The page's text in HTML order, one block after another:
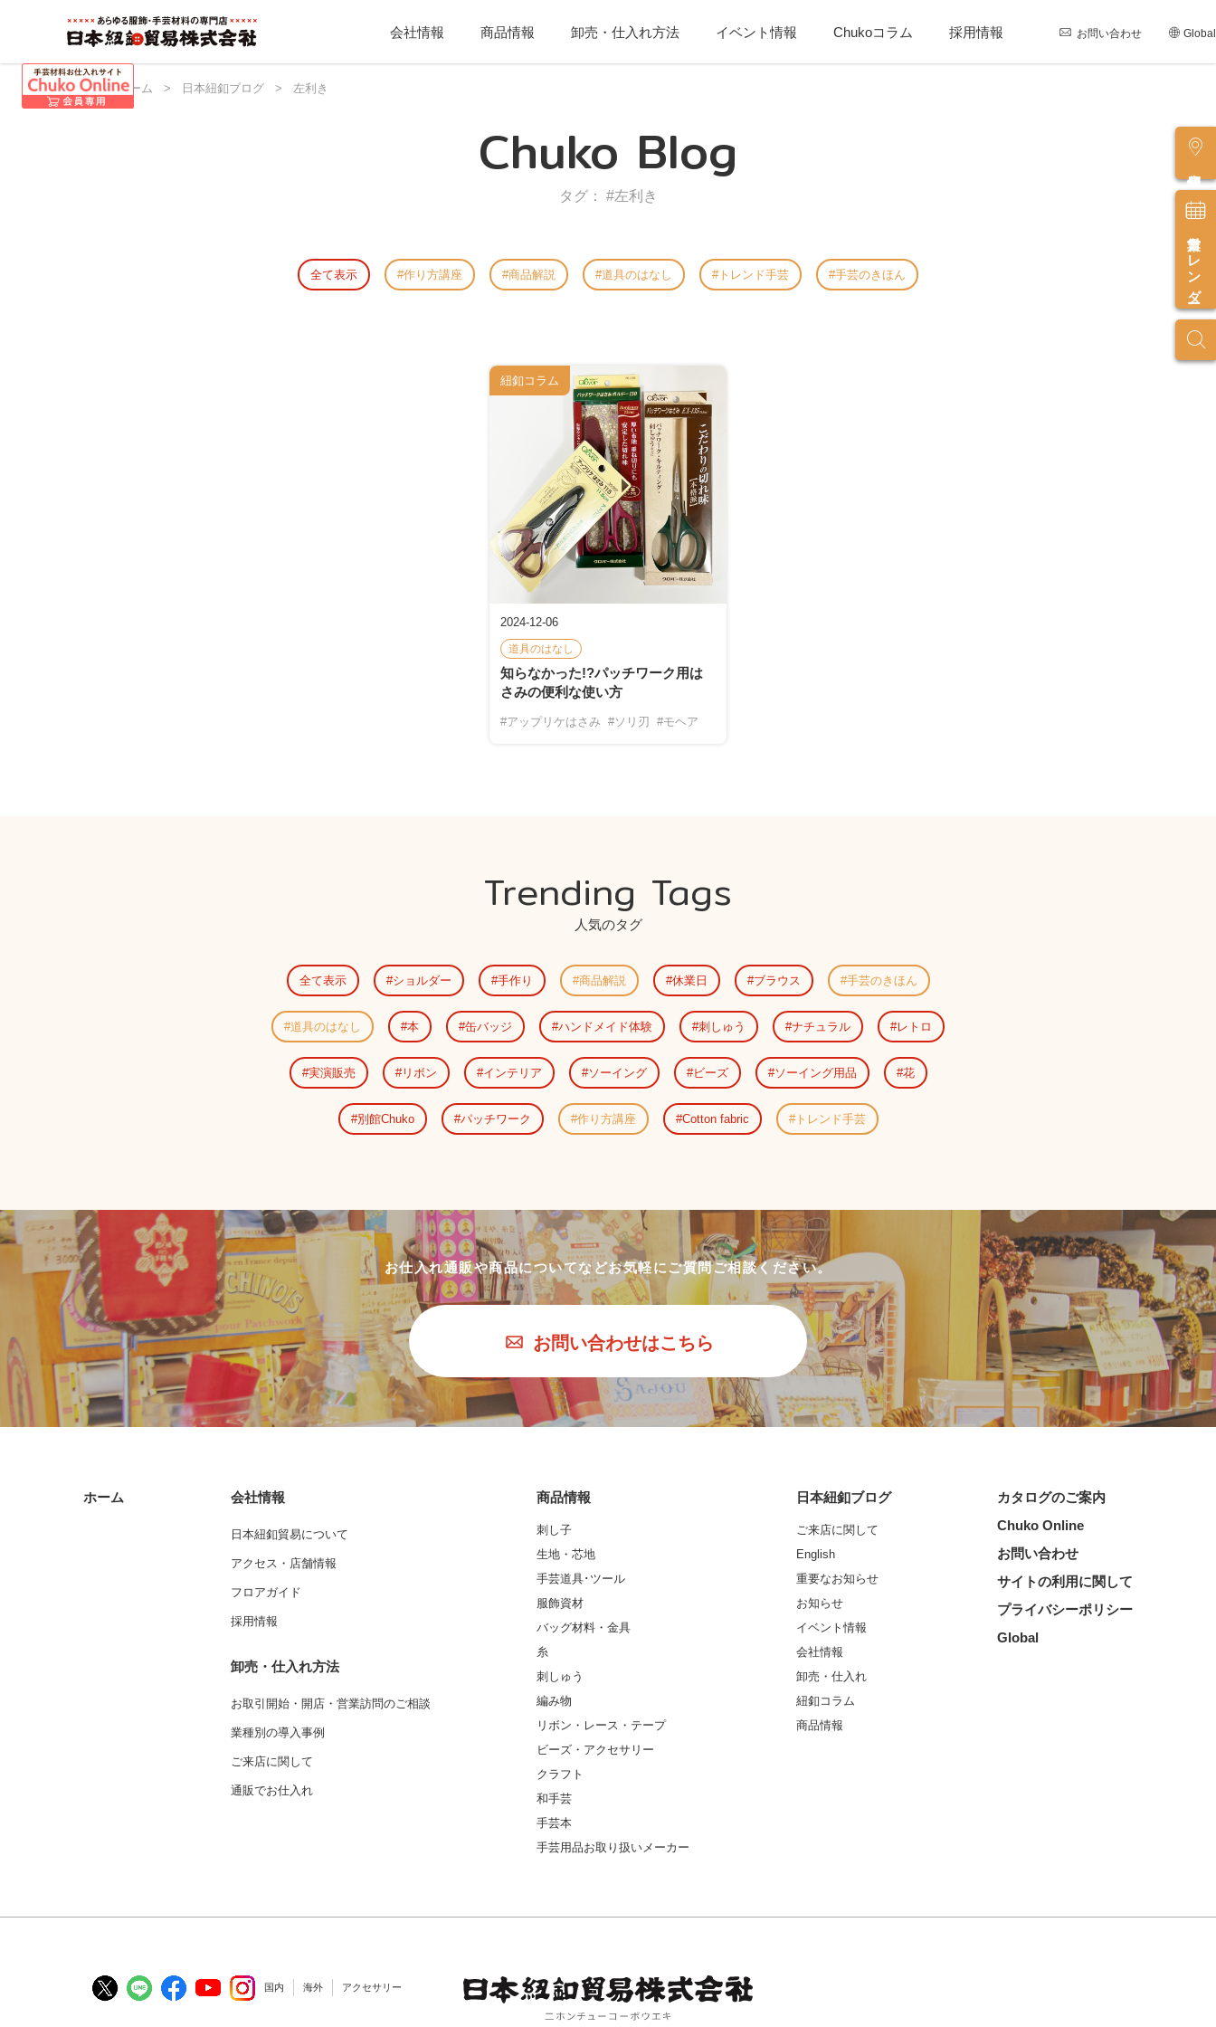
会社情報 商品情報 卸売・仕入れ方法 イベント情報 Chukoコラム 採用情報 お問い合わせ Global
営業カレンダー
日本紐釦 ホーム > 日本紐釦ブログ > 左利き
Chuko Blog
タグ： #左利き
全て表示 作り方講座 商品解説 道具のはなし トレンド手芸 手芸のきほん
2024-12-06
道具のはなし
知らなかった!?パッチワーク用は
さみの便利な使い方
#アップリケはさみ #ソリ刃 #モヘア
紐釦コラム
Trending Tags
人気のタグ
全て表示 ショルダー 手作り 商品解説 休業日 ブラウス 手芸のきほん
道具のはなし 本 缶バッジ ハンドメイド体験 刺しゅう ナチュラル レトロ
実演販売 リボン インテリア ソーイング ビーズ ソーイング用品 花
別館Chuko パッチワーク 作り方講座 Cotton fabric トレンド手芸
お仕入れ通販や商品についてなどお気軽にご質問ご相談ください。
お問い合わせはこちら
ホーム 会社情報
日本紐釦貿易について
アクセス・店舗情報
フロアガイド
採用情報
卸売・仕入れ方法
お取引開始・開店・営業訪問のご相談
業種別の導入事例
ご来店に関して
通販でお仕入れ
商品情報
刺し子
生地・芯地
手芸道具･ツール
服飾資材
バッグ材料・金具
糸
刺しゅう
編み物
リボン・レース・テープ
ビーズ・アクセサリー
クラフト
和手芸
手芸本
手芸用品お取り扱いメーカー
日本紐釦ブログ
ご来店に関して
English
重要なお知らせ
お知らせ
イベント情報
会社情報
卸売・仕入れ
紐釦コラム
商品情報
カタログのご案内
Chuko Online
お問い合わせ
サイトの利用に関して
プライバシーポリシー
Global
国内 海外 アクセサリー